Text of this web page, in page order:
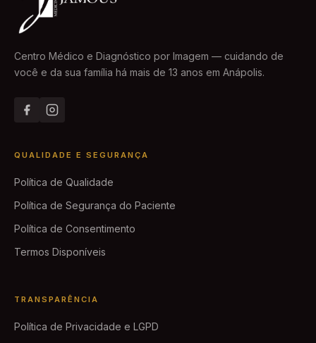
Centro Médico e Diagnóstico por Imagem — cuidando de
você e da sua família há mais de 13 anos em Anápolis.
QUALIDADE E SEGURANÇA
Política de Qualidade
Política de Segurança do Paciente
Política de Consentimento
Termos Disponíveis
TRANSPARÊNCIA
Política de Privacidade e LGPD